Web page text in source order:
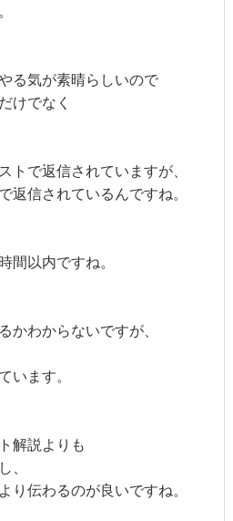
る気が素晴らしいので
けでなく
トで返信されていますが、
返信されているんですね。
間以内ですね。
かわからないですが、
います。
解説よりも
、
り伝わるのが良いですね。